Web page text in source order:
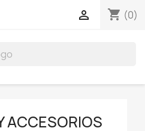
shopping_cart (0)

ACCESORIOS